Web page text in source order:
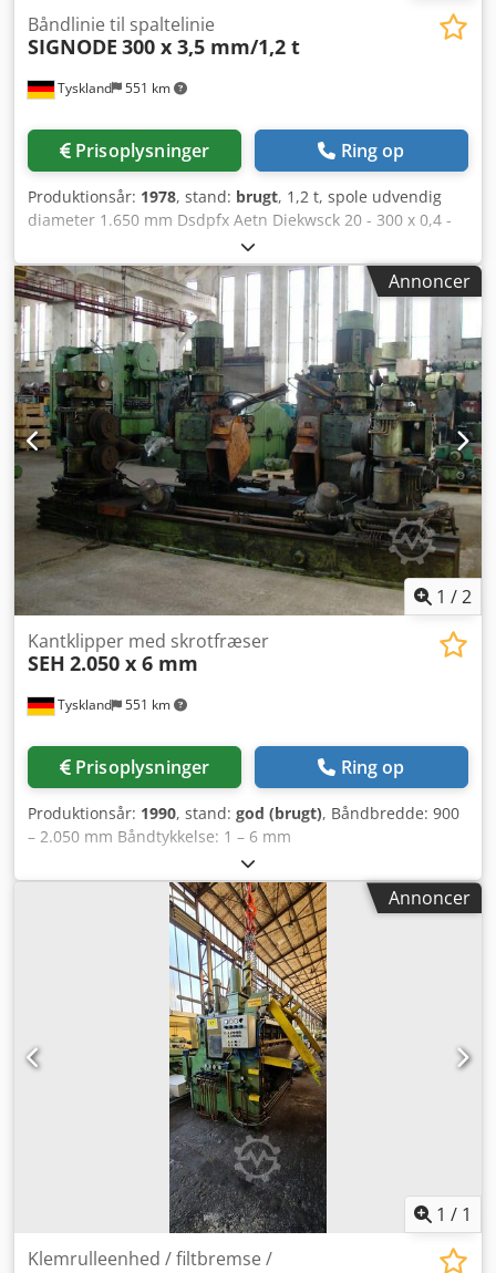
Tyskland 551 km
Båndlinie til spaltelinie
SIGNODE 300 x 3,5 mm/1,2 t
Prisoplysninger Ring op
Produktionsår: 1978, stand: brugt, 1,2 t, spole udvendig
diameter 1.650 mm Dsdpfx Aetn Diekwsck 20 - 300 x 0,4 -
Annoncer
1 /2
Tyskland 551 km
Kantklipper med skrotfræser
SEH 2.050 x 6 mm
Prisoplysninger Ring op
Produktionsår: 1990, stand: god (brugt), Båndbredde: 900
– 2.050 mm Båndtykkelse: 1 – 6 mm
Afskæringsstrimmelbredde: 5 – 50 mm Dedpfx
Aebicbzokweck Reference­materiale (trækstyrke): 1.000
Annoncer
1 / 1
Klemrulleenhed / filtbremse /